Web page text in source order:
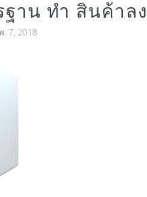
าน ทำ สินค้าลง
. 7, 2018